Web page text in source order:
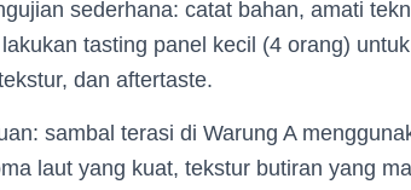
sederhana: catat bahan, amati
tasting panel kecil (4 orang)
dan aftertaste.
sambal terasi di Warung A
laut yang kuat, tekstur butiran yang